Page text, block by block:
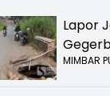
Dasar Waduk
KembaliLapor
Bolong!
MIMBAR